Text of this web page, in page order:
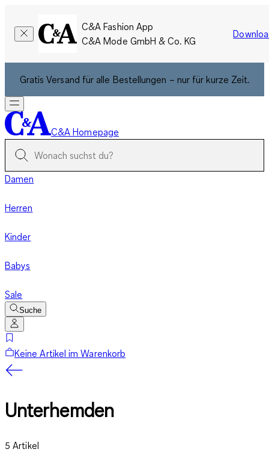
C&A Fashion App
C&A Mode GmbH & Co. KG
Gratis Versand für alle Bestellungen – nur für kurze Zeit.
C&A Homepage
Damen
Herren
Kinder
Babys
Sale
Suche
Keine Artikel im Warenkorb
Unterhemden
5 Artikel